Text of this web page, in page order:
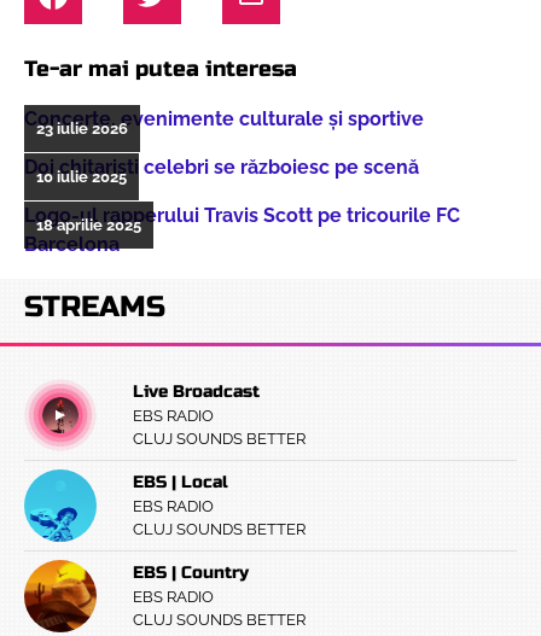
Te-ar mai putea interesa
Concerte, evenimente culturale şi sportive
23 iulie 2026
Doi chitarişti celebri se războiesc pe scenă
10 iulie 2025
Logo-ul rapperului Travis Scott pe tricourile FC
Barcelona
18 aprilie 2025
STREAMS
Live Broadcast
EBS RADIO
CLUJ SOUNDS BETTER
EBS | Local
EBS RADIO
CLUJ SOUNDS BETTER
EBS | Country
EBS RADIO
CLUJ SOUNDS BETTER